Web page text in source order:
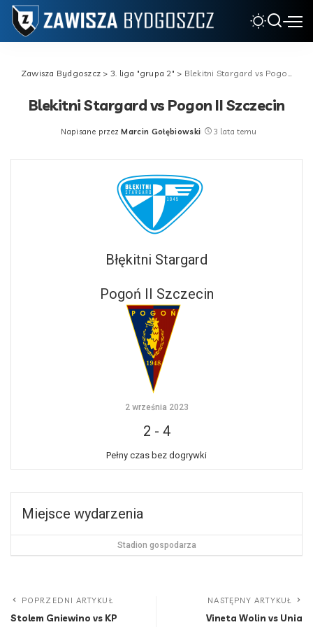
Zawisza Bydgoszcz > 3. liga "grupa 2" > Blekitni Stargard vs Pogon II Szczecin
Blekitni Stargard vs Pogon II Szczecin
Posted
Napisane przez Marcin Gołębiowski 3 lata temu
Błękitni Stargard
Pogoń II Szczecin
2 września 2023
2 - 4
Pełny czas bez dogrywki
Miejsce wydarzenia
Stadion gospodarza
POPRZEDNI ARTYKUŁ
Stolem Gniewino vs KP
NASTĘPNY ARTYKUŁ
Vineta Wolin vs Unia